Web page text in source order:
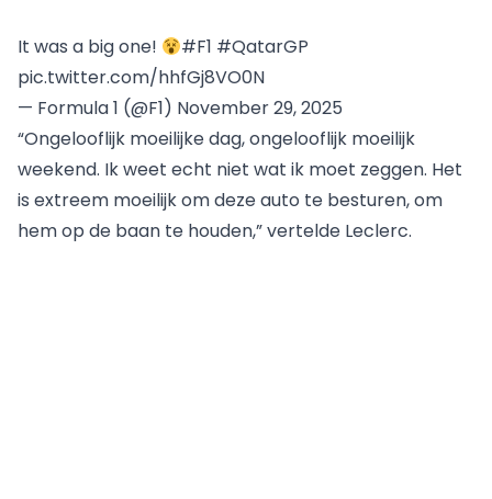
It was a big one! #F1 #QatarGP
pic.twitter.com/hhfGj8VO0N
— Formula 1 (@F1) November 29, 2025
“Ongelooflijk moeilijke dag, ongelooflijk moeilijk
weekend. Ik weet echt niet wat ik moet zeggen. Het
is extreem moeilijk om deze auto te besturen, om
hem op de baan te houden,” vertelde Leclerc.